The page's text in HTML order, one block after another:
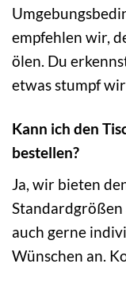
empfehlen wir,
ölen. Du
etwas stumpf
Kann ich den
bestellen?
Ja, wir bieten
auch gerne
Wünschen an.